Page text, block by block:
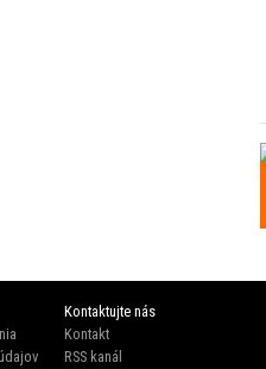
Kontaktujte nás
Kontakt
RSS kanál